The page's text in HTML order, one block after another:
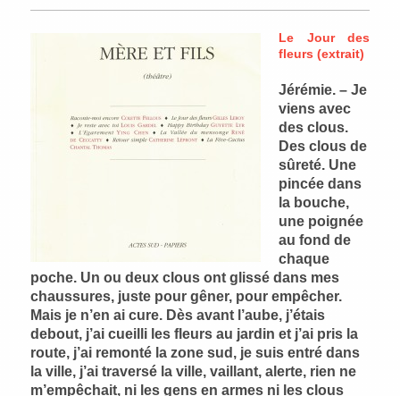
Le Jour des
fleurs (extrait)
Jérémie. – Je
viens avec
des clous.
Des clous de
sûreté. Une
pincée dans
la bouche,
une poignée
au fond de
chaque
poche. Un ou deux clous ont glissé dans mes
chaussures, juste pour gêner, pour empêcher.
Mais je n’en ai cure. Dès avant l’aube, j’étais
debout, j’ai cueilli les fleurs au jardin et j’ai pris la
route, j’ai remonté la zone sud, je suis entré dans
la ville, j’ai traversé la ville, vaillant, alerte, rien ne
m’empêchait, ni les gens en armes ni les clous